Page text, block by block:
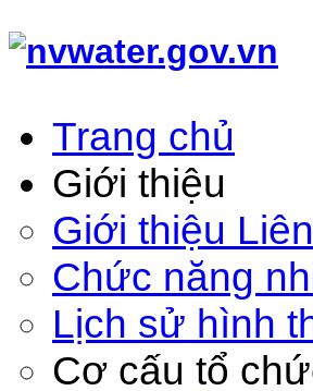
Trang chủ
Giới thiệu
Giới thiệu
Chức năng
Lịch sử hình
Cơ cấu tổ